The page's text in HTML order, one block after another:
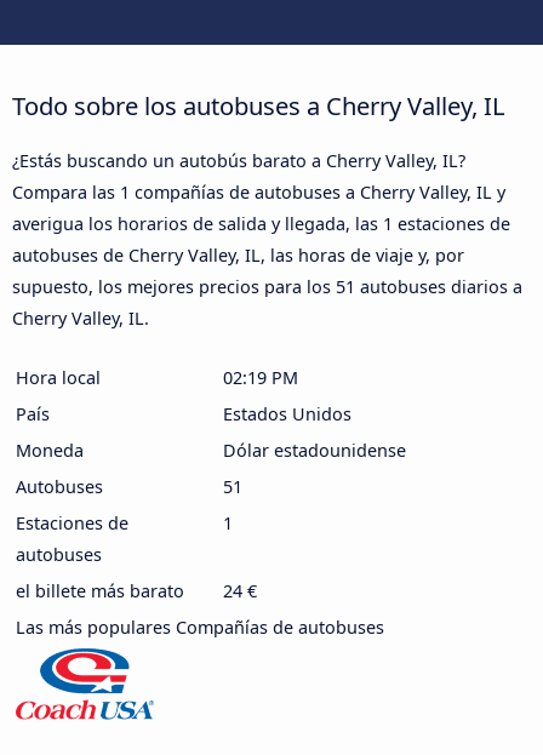
Todo sobre los autobuses a Cherry Valley, IL
¿Estás buscando un autobús barato a Cherry Valley, IL?
Compara las 1 compañías de autobuses a Cherry Valley, IL y
averigua los horarios de salida y llegada, las 1 estaciones de
autobuses de Cherry Valley, IL, las horas de viaje y, por
supuesto, los mejores precios para los 51 autobuses diarios a
Cherry Valley, IL.
Hora local
02:19 PM
País
Estados Unidos
Moneda
Dólar estadounidense
Autobuses
51
Estaciones de
autobuses
1
el billete más barato
24 €
Las más populares Compañías de autobuses